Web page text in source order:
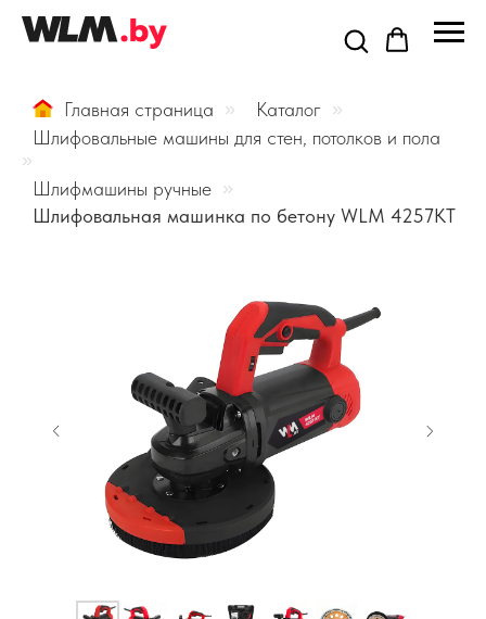
Главная страница » Каталог »
Шлифовальные машины для стен, потолков и пола
»
Шлифмашины ручные »
Шлифовальная машинка по бетону WLM 4257KT